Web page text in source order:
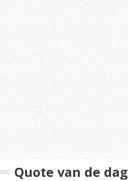
Quote van de dag